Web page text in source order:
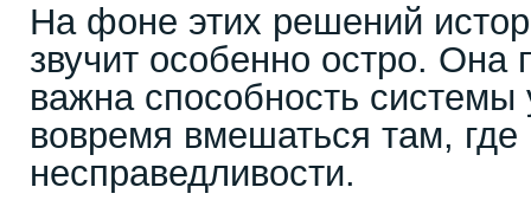
На фоне этих решений
звучит особенно остро. Она
важна способность
вовремя вмешаться там,
несправедливости.